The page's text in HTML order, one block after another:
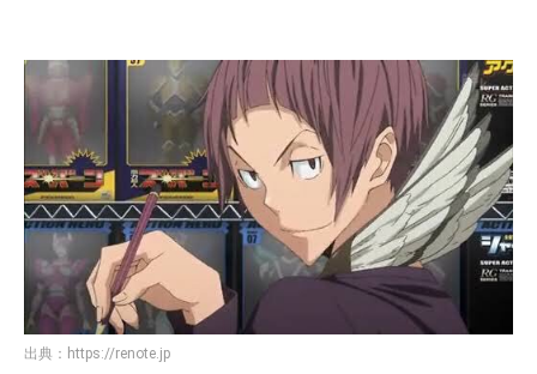
出典： https://renote.jp